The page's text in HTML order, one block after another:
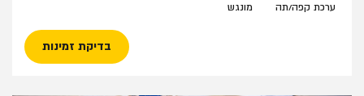
ערכת קפה/תה
מונגש
בדיקת זמינות